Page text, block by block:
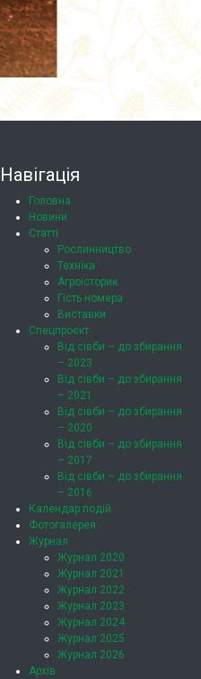
Навігація
Головна
Новини
Статті
Рослинництво
Техніка
Агроісторик
Гість номера
Виставки
Спецпроєкт
Від сівби – до збирання
– 2023
Від сівби – до збирання
– 2021
Від сівби – до збирання
– 2020
Від сівби – до збирання
– 2017
Від сівби – до збирання
– 2016
Календар подій
Фотогалерея
Журнал
Журнал 2020
Журнал 2021
Журнал 2022
Журнал 2023
Журнал 2024
Журнал 2025
Журнал 2026
Архів